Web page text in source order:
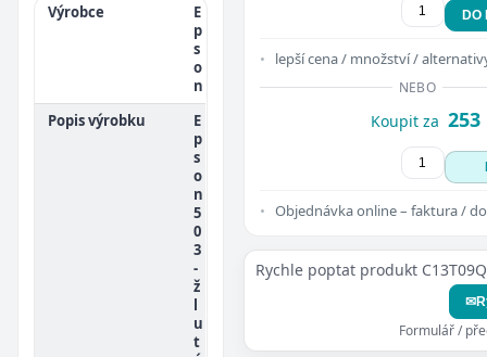
Výrobce
E
p
s
o
n
Popis výrobku
E
p
s
o
n
5
0
3
-
ž
l
u
t
DO
lepší cena / množství /
NEBO
Koupit za 253
Objednávka online – faktura /
Rychle poptat produkt
✉
Formulář /